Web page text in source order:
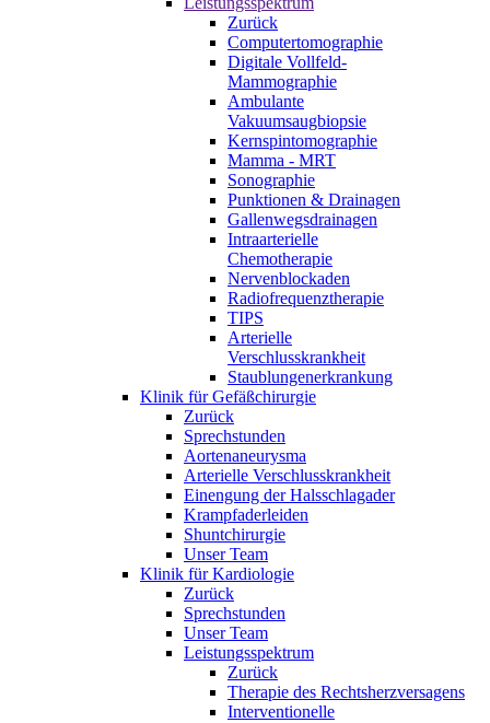
Zurück
Computertomographie
Digitale Vollfeld-
Mammographie
Ambulante
Vakuumsaugbiopsie
Kernspintomographie
Mamma - MRT
Sonographie
Punktionen & Drainagen
Gallenwegsdrainagen
Intraarterielle
Chemotherapie
Nervenblockaden
Radiofrequenztherapie
TIPS
Arterielle
Verschlusskrankheit
Staublungenerkrankung
Klinik für Gefäßchirurgie
Zurück
Sprechstunden
Aortenaneurysma
Arterielle Verschlusskrankheit
Einengung der Halsschlagader
Krampfaderleiden
Shuntchirurgie
Unser Team
Klinik für Kardiologie
Zurück
Sprechstunden
Unser Team
Leistungsspektrum
Zurück
Therapie des Rechtsherzversagens
Interventionelle